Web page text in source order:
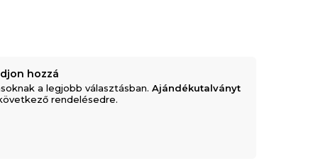
hozzá
a legjobb választásban.Ajándékutalványt
rendelésedre.